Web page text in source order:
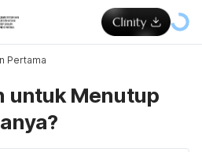
Pertama
untuk Menutup